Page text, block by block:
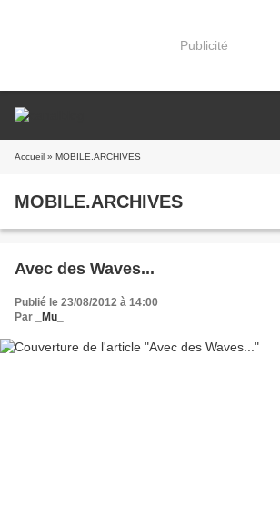
Publicité
Accueil » MOBILE.ARCHIVES
MOBILE.ARCHIVES
Avec des Waves...
Publié le 23/08/2012 à 14:00
Par
_Mu_